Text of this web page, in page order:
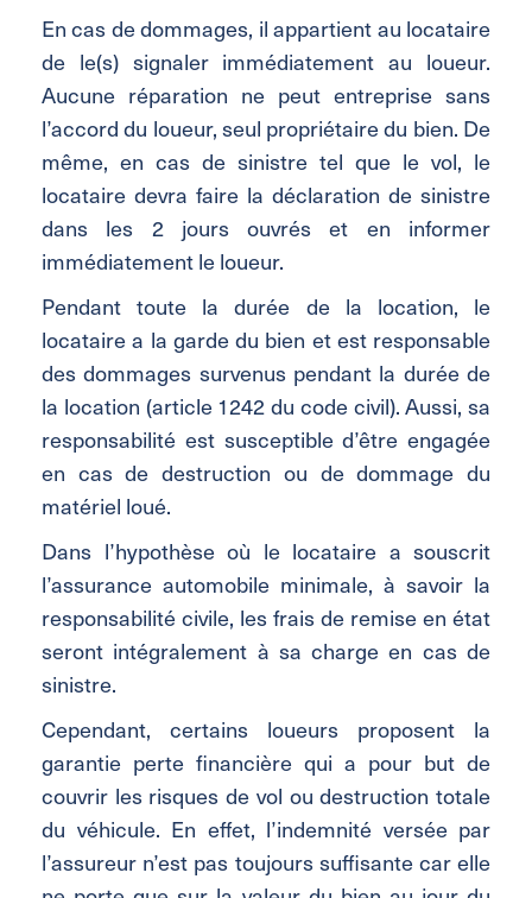
En cas de dommages, il appartient au locataire
de le(s) signaler immédiatement au loueur.
Aucune réparation ne peut entreprise sans
l’accord du loueur, seul propriétaire du bien. De
même, en cas de sinistre tel que le vol, le
locataire devra faire la déclaration de sinistre
dans les 2 jours ouvrés et en informer
immédiatement le loueur.
Pendant toute la durée de la location, le
locataire a la garde du bien et est responsable
des dommages survenus pendant la durée de
la location (article 1242 du code civil). Aussi, sa
responsabilité est susceptible d’être engagée
en cas de destruction ou de dommage du
matériel loué.
Dans l’hypothèse où le locataire a souscrit
l’assurance automobile minimale, à savoir la
responsabilité civile, les frais de remise en état
seront intégralement à sa charge en cas de
sinistre.
Cependant, certains loueurs proposent la
garantie perte financière qui a pour but de
couvrir les risques de vol ou destruction totale
du véhicule. En effet, l’indemnité versée par
l’assureur n’est pas toujours suffisante car elle